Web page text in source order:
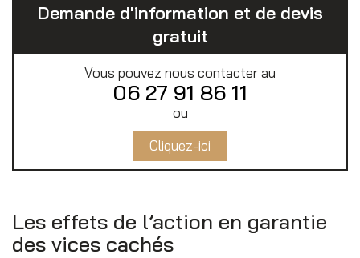
Demande d'information et de devis
gratuit
Vous pouvez nous contacter au
06 27 91 86 11
ou
Cliquez-ici
Les effets de l’action en garantie
des vices cachés